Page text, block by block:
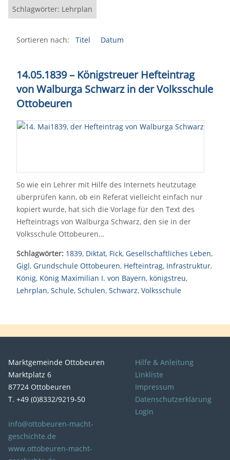
Schlagwörter: Lehrplan
Sortieren nach: Titel Datum
14.05.1839 – Königstreuer Hefteintrag
von Walburga Schwarz in der Volksschule
Ottobeuren
So wie ein Lehrer mit Hilfe des Internets heutzutage
überprüfen kann, ob ein Referat vielleicht einfach nur
kopiert wurde, hat sich die Vorlage für den Text des
Hefteintrags von Walburga Schwarz, den sie in der
Volksschule Ottobeuren…
Schlagwörter: 1839, Diktat, Fick, Gesellschaftliches Leben,
Gigl, Grundschule Ottobeuren, Hefteintrag, Infrastruktur,
König, König Maximilian I. von Bayern, königstreu,
Lehrplan, Schule, Schulen, Schwarz, Volksschule
Marktgemeinde Ottobeuren
Marktplatz 6
87724 Ottobeuren
T. +49 (0)8332/9219-50
info@ottobeuren-macht-
geschichte.de
www.ottobeuren-macht-
Hilfe & Anleitung
Linkliste
Impressum
Datenschutzerklärung
Login